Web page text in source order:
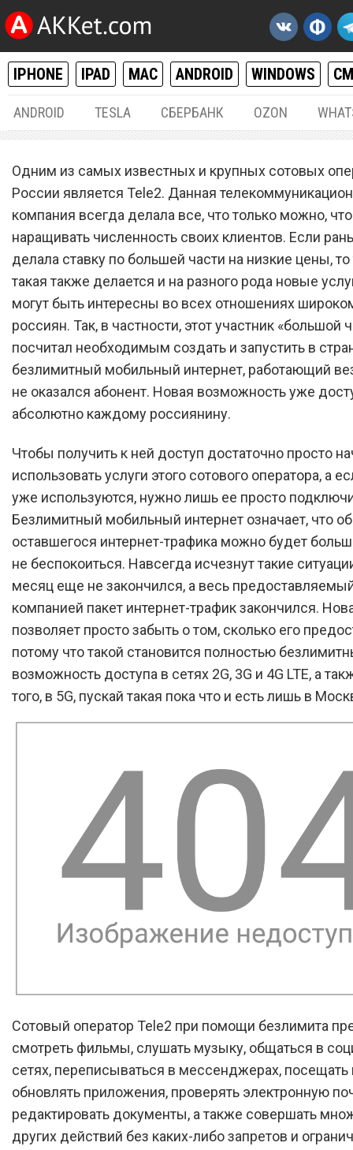
IPHONE IPAD MAC ANDROID WINDOWS
ANDROID TESLA СБЕРБАНК OZON
Сотовый оператор Tele2
запустил безлимитный
мобильный интернет,
работающий везде
Одним из самых известных и крупных сотовых
России является Tele2. Данная
компания всегда делала все, что только можно,
наращивать численность своих клиентов. Если
делала ставку по большей части на низкие цены, то
такая также делается и на разного рода новые
могут быть интересны во всех отношениях
россиян. Так, в частности, этот участник «большой
посчитал необходимым создать и запустить в
безлимитный мобильный интернет, работающий
не оказался абонент. Новая возможность уже
абсолютно каждому россиянину.
Чтобы получить к ней доступ достаточно просто
использовать услуги этого сотового оператора, а
уже используются, нужно лишь ее просто
Безлимитный мобильный интернет означает, что
оставшегося интернет-трафика можно будет
не беспокоиться. Навсегда исчезнут такие
месяц еще не закончился, а весь
компанией пакет интернет-трафик закончился.
позволяет просто забыть о том, сколько его
потому что такой становится полностью
возможность доступа в сетях 2G, 3G и 4G LTE, а
того, в 5G, пускай такая пока что и есть лишь в
Сотовый оператор Tele2 при помощи безлимита
смотреть фильмы, слушать музыку, общаться в
сетях, переписываться в мессенджерах, посещать
обновлять приложения, проверять электронную
редактировать документы, а также совершать
других действий без каких-либо запретов и